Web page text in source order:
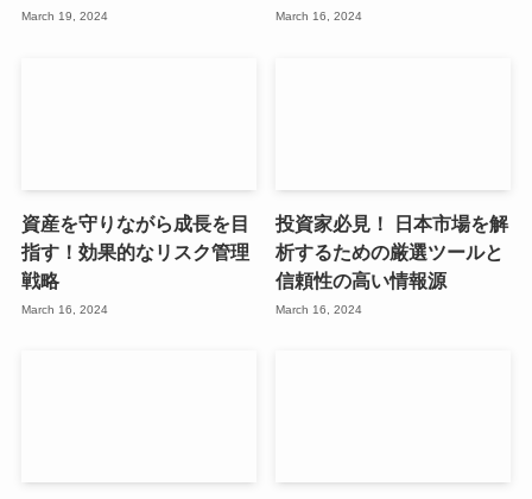
March 19, 2024 March 16, 2024
資産を守りながら成長を目
指す！効果的なリスク管理
戦略
March 16, 2024
投資家必見！ 日本市場を解
析するための厳選ツールと
信頼性の高い情報源
March 16, 2024